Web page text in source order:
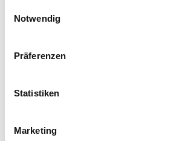
Cookies, wenn Sie unsere Webseite
Notwendig
Präferenzen
Statistiken
Marketing
Schenke mit unseren exklusiven
Geschenkboxen gefüllt mit